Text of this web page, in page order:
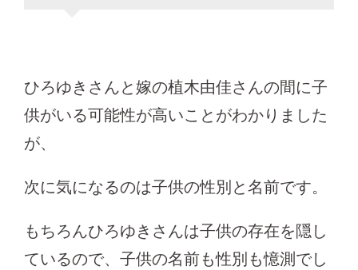
ひろゆきさんと嫁の植木由佳さんの間に子
供がいる可能性が高いことがわかりました
が、
次に気になるのは子供の性別と名前です。
もちろんひろゆきさんは子供の存在を隠し
ているので、子供の名前も性別も憶測でし